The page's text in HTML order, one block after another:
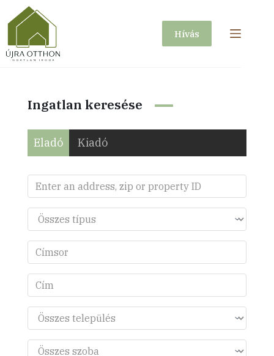
to
content
Hívás
Ingatlan keresése
Eladó Kiadó